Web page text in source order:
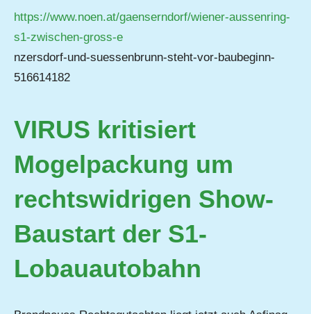
https://www.noen.at/gaenserndorf/wiener-aussenring-
s1-zwischen-gross-e
nzersdorf-und-suessenbrunn-steht-vor-baubeginn-
516614182
VIRUS kritisiert
Mogelpackung um
rechtswidrigen Show-
Baustart der S1-
Lobauautobahn